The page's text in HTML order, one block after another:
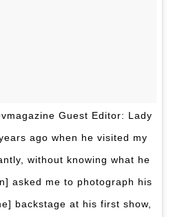
Guest Editor: Lady
ago when he visited my
without knowing what he
asked me to photograph his
backstage at his first show,